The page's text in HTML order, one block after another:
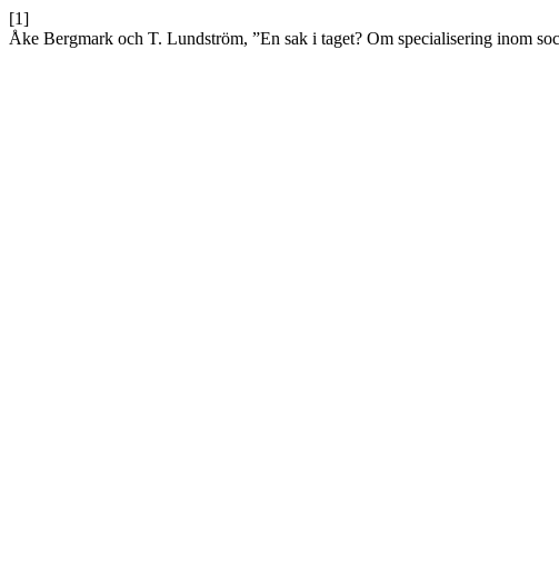
[1]
Åke Bergmark och T. Lundström, ”En sak i taget? Om specialisering inom